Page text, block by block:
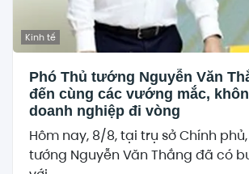
Kinh tế
Phó Thủ tướng Nguyễn Văn
đến cùng các vướng mắc,
doanh nghiệp đi vòng
Hôm nay, 8/8, tại trụ sở Chính phủ,
tướng Nguyễn Văn Thắng đã có